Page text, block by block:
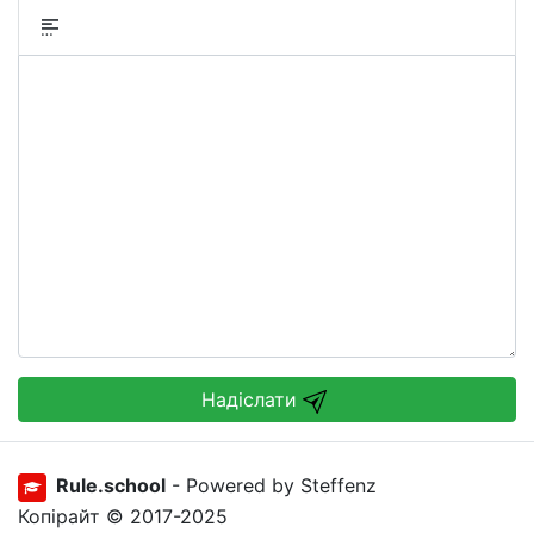
Надіслати
Rule.school - Powered by Steffenz
Копірайт © 2017-2025